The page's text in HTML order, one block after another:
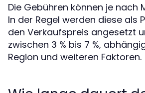
Die Gebühren können je nach
In der Regel werden diese als
den Verkaufspreis angesetzt
zwischen 3 % bis 7 %,
Region und weiteren Faktoren.